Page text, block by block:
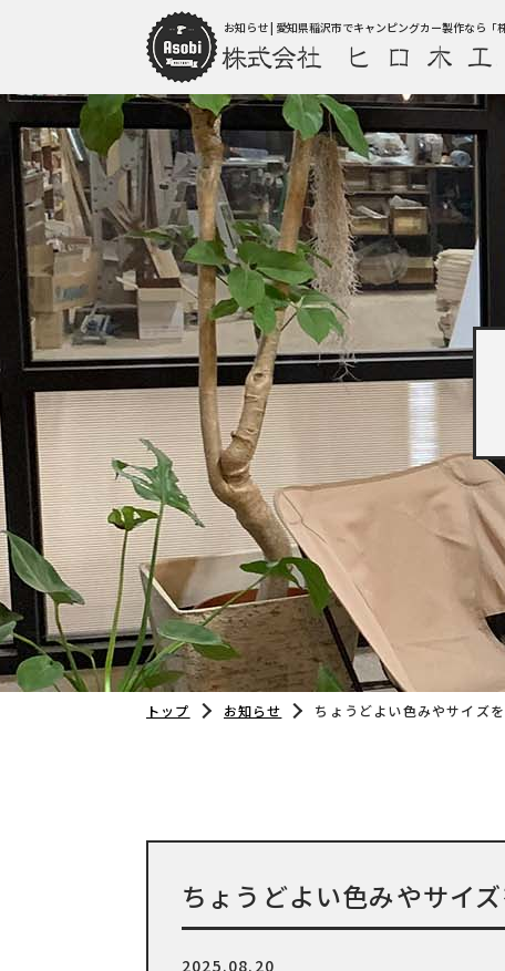
お知らせ | 愛知県稲沢市でキャンピングカー製作なら「
トップ お知らせ ちょうどよい色みやサイズ
ちょうどよい色みやサイ
2025.08.20